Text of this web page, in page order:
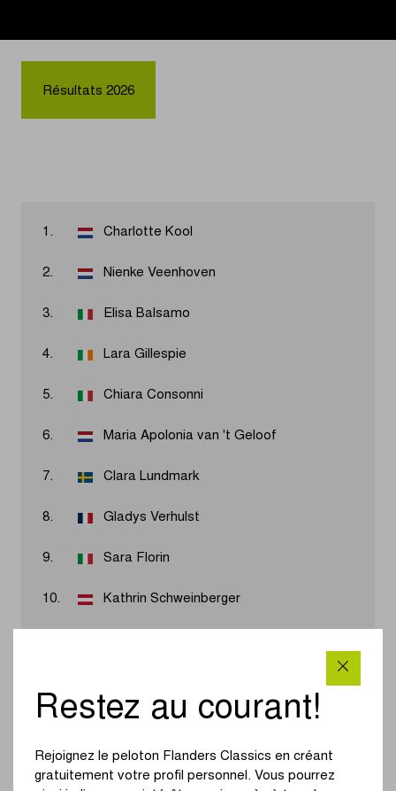
Résultats 2026
1. Charlotte Kool
2. Nienke Veenhoven
3. Elisa Balsamo
4. Lara Gillespie
5. Chiara Consonni
6. Maria Apolonia van 't Geloof
7. Clara Lundmark
8. Gladys Verhulst
9. Sara Florin
10. Kathrin Schweinberger
Résultats 2026
conclu le travail de son équipe et, après trois deuxièmes
places consécutives, a ajouté son nom à la liste
Restez au courant!
Rejoignez le peloton Flanders Classics en créant
gratuitement votre profil personnel. Vous pourrez